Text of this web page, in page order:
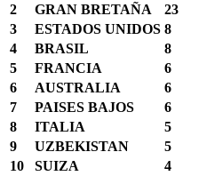
2
GRAN BRETAÑA 23
3
ESTADOS UNIDOS 8
4
BRASIL 8
5
FRANCIA 6
6
AUSTRALIA 6
7
PAISES BAJOS 6
8
ITALIA 5
9
UZBEKISTAN 5
10
SUIZA 4